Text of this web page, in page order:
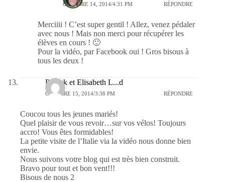
OCTOBRE 14, 2014/4:31 PM RÉPONDRE
Merciiii ! C’est super gentil ! Allez, venez pédaler
avec nous ! Mais non merci pour récupérer les
élèves en cours ! 🙂
Pour la vidéo, par Facebook oui ! Gros bisous à
tous les deux !
Patrick et Elisabeth L...d
OCTOBRE 15, 2014/3:38 PM RÉPONDRE
Coucou tous les jeunes mariés!
Quel plaisir de vous revoir…sur vos vélos! Toujours
accro! Vous êtes formidables!
La petite visite de l’Italie via la vidéo nous donne bien
envie.
Nous suivons votre blog qui est très bien construit.
Bravo pour tout et bon vent!!!
Bisous de nous 2